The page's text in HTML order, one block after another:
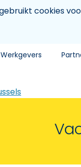
cookies
Werkgevers